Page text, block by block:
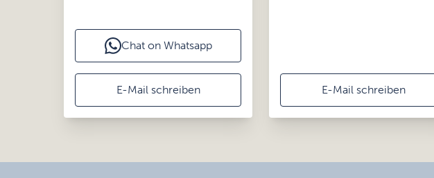
Chat on Whatsapp
E-Mail schreiben E-Mail schreiben